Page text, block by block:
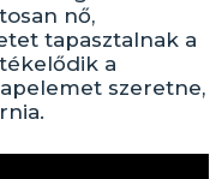
nő,
tapasztalnak a
a
szeretne,